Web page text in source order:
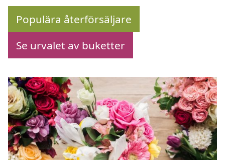
Populära återförsäljare
Se urvalet av buketter